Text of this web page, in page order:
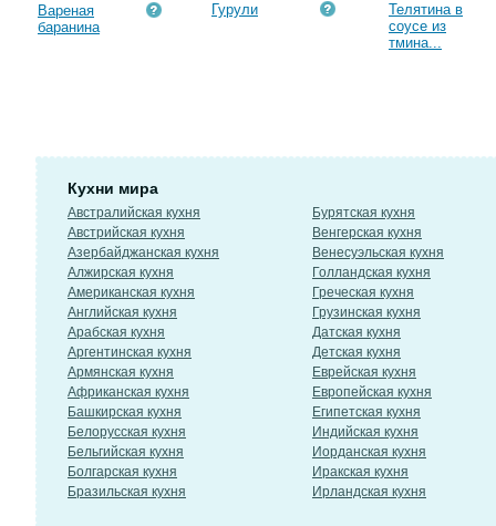
Вареная
баранина
Гурули
Телятина в
соусе из
тмина...
Кухни мира
Австралийская кухня
Австрийская кухня
Азербайджанская кухня
Алжирская кухня
Американская кухня
Английская кухня
Арабская кухня
Аргентинская кухня
Армянская кухня
Африканская кухня
Башкирская кухня
Белорусская кухня
Бельгийская кухня
Болгарская кухня
Бразильская кухня
Бурятская кухня
Венгерская кухня
Венесуэльская кухня
Голландская кухня
Греческая кухня
Грузинская кухня
Датская кухня
Детская кухня
Еврейская кухня
Европейская кухня
Египетская кухня
Индийская кухня
Иорданская кухня
Иракская кухня
Ирландская кухня